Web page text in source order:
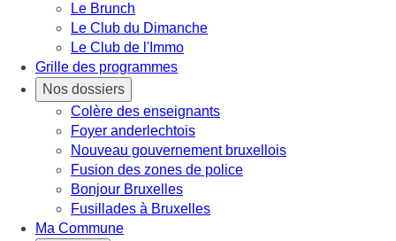
Le Brunch
Le Club du Dimanche
Le Club de l'Immo
Grille des programmes
Nos dossiers
Colère des enseignants
Foyer anderlechtois
Nouveau gouvernement bruxellois
Fusion des zones de police
Bonjour Bruxelles
Fusillades à Bruxelles
Ma Commune